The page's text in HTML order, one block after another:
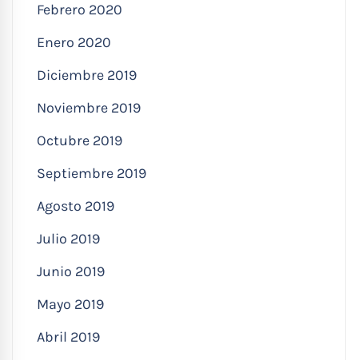
Febrero 2020
Enero 2020
Diciembre 2019
Noviembre 2019
Octubre 2019
Septiembre 2019
Agosto 2019
Julio 2019
Junio 2019
Mayo 2019
Abril 2019